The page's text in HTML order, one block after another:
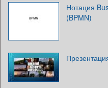
Нотация
(BPMN)